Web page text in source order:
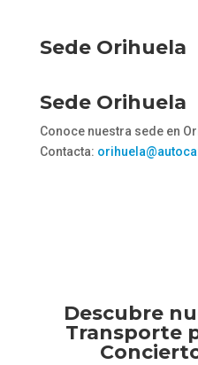
Sede Orihuela
Sede Orihuela
Conoce nuestra sede en
Contacta:
Descubre
Transporte